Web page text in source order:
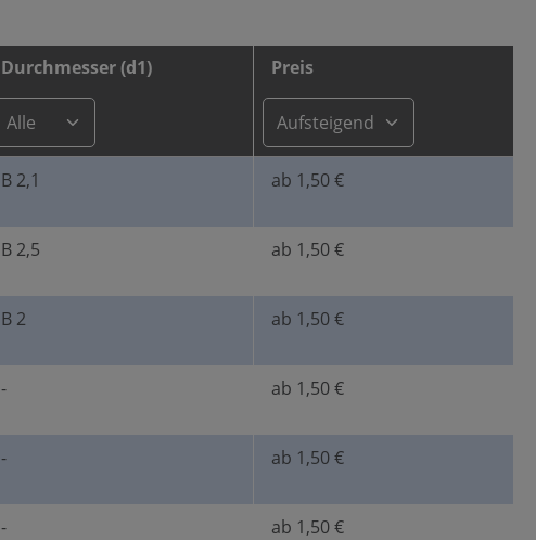
Durchmesser (d1) Preis
B 2,1 ab 1,50 €
B 2,5 ab 1,50 €
B 2 ab 1,50 €
- ab 1,50 €
- ab 1,50 €
- ab 1,50 €